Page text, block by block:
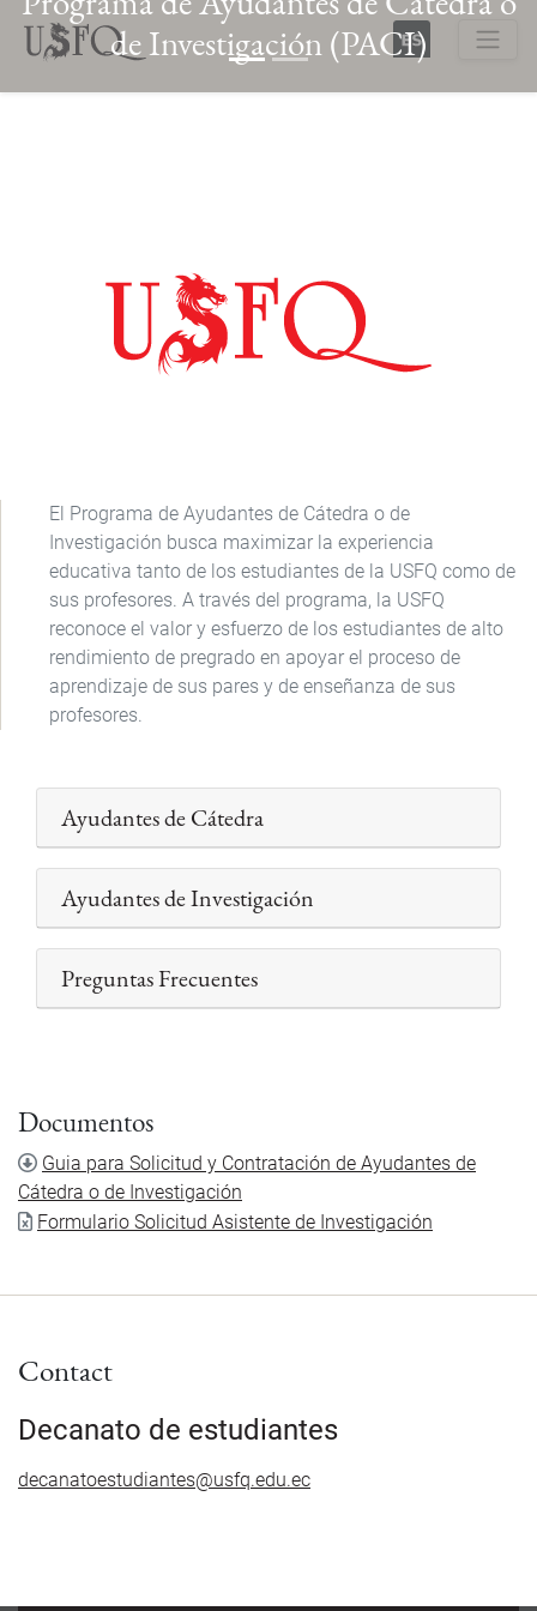
Skip
to
de Investigación (PACI)
El Programa de Ayudantes de Cátedra o de
Investigación busca maximizar la experiencia
educativa tanto de los estudiantes de la USFQ como de
sus profesores. A través del programa, la USFQ
reconoce el valor y esfuerzo de los estudiantes de alto
rendimiento de pregrado en apoyar el proceso de
aprendizaje de sus pares y de enseñanza de sus
profesores.
Ayudantes de Cátedra
Ayudantes de Investigación
Preguntas Frecuentes
Documentos
Document
Guia para Solicitud y Contratación de Ayudantes de
Cátedra o de Investigación
Document
Formulario Solicitud Asistente de Investigación
Contact
Decanato de estudiantes
decanatoestudiantes@usfq.edu.ec